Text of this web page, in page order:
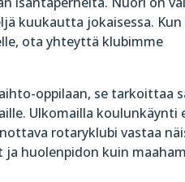
kuukautta jokaisessa.
ota yhteyttä klubimme
oppilaan, se tarkoittaa
Ulkomailla koulunkäynti
rotaryklubi vastaa
huolenpidon kuin